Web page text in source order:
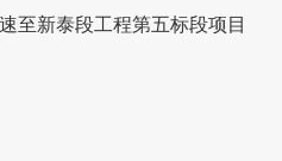
至新泰段工程第五标段项目